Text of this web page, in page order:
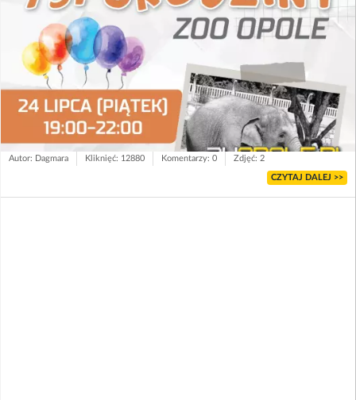
Autor: Dagmara Kliknięć: 12880 Komentarzy: 0 Zdjęć: 2
CZYTAJ DALEJ >>